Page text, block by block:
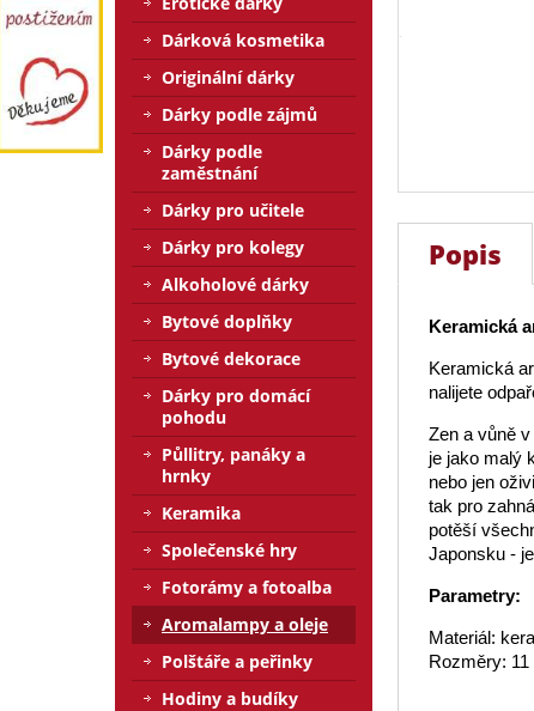
Popis
Keramická
Keramická
nalijete
Zen a vůně
je jako malý
nebo jen
tak pro
potěší
Japonsku -
Parametry:
Materiál:
Rozměry:
Dárková kosmetika
Originální dárky
Dárky podle zájmů
Dárky podle
zaměstnání
Dárky pro učitele
Dárky pro kolegy
Alkoholové dárky
Bytové doplňky
Bytové dekorace
Dárky pro domácí
pohodu
Půllitry, panáky a
hrnky
Keramika
Společenské hry
Fotorámy a fotoalba
Aromalampy a oleje
Polštáře a peřinky
Hodiny a budíky